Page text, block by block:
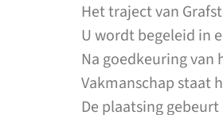
Het traject van
U wordt begeleid in
Na goedkeuring
Vakmanschap staat
De plaatsing